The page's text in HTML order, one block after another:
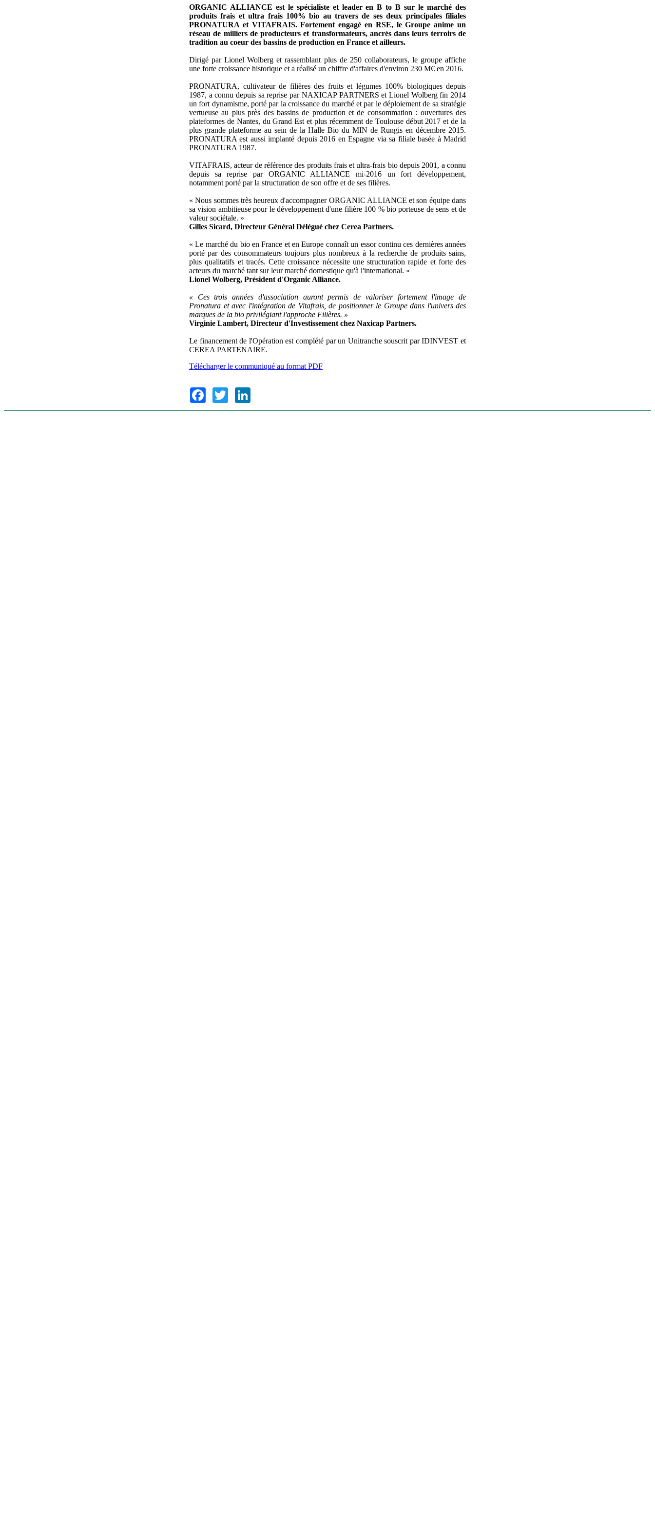
ORGANIC ALLIANCE est le spécialiste et leader en B to B sur le marché des
produits frais et ultra frais 100% bio au travers de ses deux principales filiales
PRONATURA et VITAFRAIS. Fortement engagé en RSE, le Groupe anime un
réseau de milliers de producteurs et transformateurs, ancrés dans leurs terroirs de
tradition au coeur des bassins de production en France et ailleurs.
Dirigé par Lionel Wolberg et rassemblant plus de 250 collaborateurs, le groupe affiche
une forte croissance historique et a réalisé un chiffre d'affaires d'environ 230 M€ en 2016.
PRONATURA, cultivateur de filières des fruits et légumes 100% biologiques depuis
1987, a connu depuis sa reprise par NAXICAP PARTNERS et Lionel Wolberg fin 2014
un fort dynamisme, porté par la croissance du marché et par le déploiement de sa stratégie
vertueuse au plus près des bassins de production et de consommation : ouvertures des
plateformes de Nantes, du Grand Est et plus récemment de Toulouse début 2017 et de la
plus grande plateforme au sein de la Halle Bio du MIN de Rungis en décembre 2015.
PRONATURA est aussi implanté depuis 2016 en Espagne via sa filiale basée à Madrid
PRONATURA 1987.
VITAFRAIS, acteur de référence des produits frais et ultra-frais bio depuis 2001, a connu
depuis sa reprise par ORGANIC ALLIANCE mi-2016 un fort développement,
notamment porté par la structuration de son offre et de ses filières.
« Nous sommes très heureux d'accompagner ORGANIC ALLIANCE et son équipe dans
sa vision ambitieuse pour le développement d'une filière 100 % bio porteuse de sens et de
valeur sociétale. »
Gilles Sicard, Directeur Général Délégué chez Cerea Partners.
« Le marché du bio en France et en Europe connaît un essor continu ces dernières années
porté par des consommateurs toujours plus nombreux à la recherche de produits sains,
plus qualitatifs et tracés. Cette croissance nécessite une structuration rapide et forte des
acteurs du marché tant sur leur marché domestique qu'à l'international. »
Lionel Wolberg, Président d'Organic Alliance.
« Ces trois années d'association auront permis de valoriser fortement l'image de
Pronatura et avec l'intégration de Vitafrais, de positionner le Groupe dans l'univers des
marques de la bio privilégiant l'approche Filières. »
Virginie Lambert, Directeur d'Investissement chez Naxicap Partners.
Le financement de l'Opération est complété par un Unitranche souscrit par IDINVEST et
CEREA PARTENAIRE.
Télécharger le communiqué au format PDF
FacebookTwitter